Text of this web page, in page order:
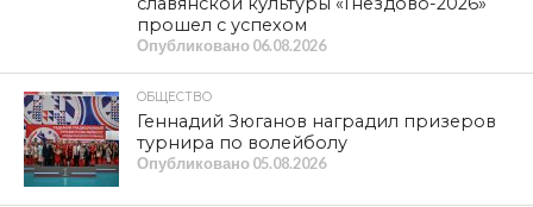
прошел с успехом
Опубликовано 06.08.2026
ОБЩЕСТВО
Геннадий Зюганов наградил призеров
турнира по волейболу
Опубликовано 05.08.2026